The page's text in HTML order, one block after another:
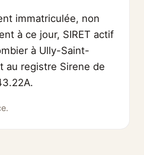
immatriculée, non
à ce jour, SIRET actif
à Ully-Saint-
au registre Sirene de